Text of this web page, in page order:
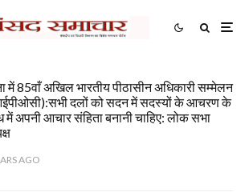
में 85वाँ अखिल भारतीय पीठासीन अधिकारी सम्मेलन
दलों को सदन में सदस्यों के आचरण के
में अपनी आचार संहिता बनानी चाहिए: लोक सभा
AGO